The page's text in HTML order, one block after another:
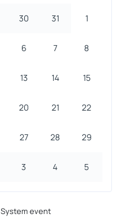
30 31 1
6 7 8
13 14 15
20 21 22
27 28 29
3 4 5
System event